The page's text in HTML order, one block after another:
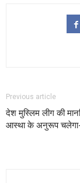
Previous article
देश मुस्लिम लीग की
आस्था के अनुरूप चलेगा-